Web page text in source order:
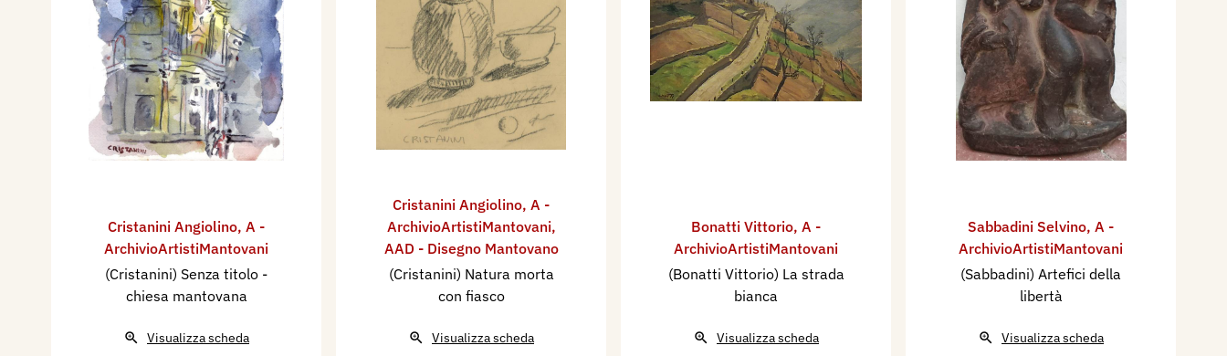
Cristanini Angiolino, A -
ArchivioArtistiMantovani
(Cristanini) Senza titolo -
chiesa mantovana
Visualizza scheda
Cristanini Angiolino, A -
ArchivioArtistiMantovani,
AAD - Disegno Mantovano
(Cristanini) Natura morta
con fiasco
Visualizza scheda
Bonatti Vittorio, A -
ArchivioArtistiMantovani
(Bonatti Vittorio) La strada
bianca
Visualizza scheda
Sabbadini Selvino, A -
ArchivioArtistiMantovani
(Sabbadini) Artefici della
libertà
Visualizza scheda